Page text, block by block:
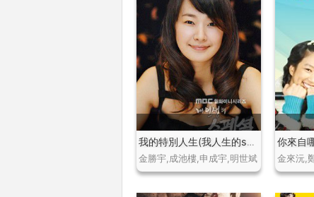
我的特別人生(我人生的special)
金勝宇,成池樓,申成宇,明世斌
你來自
金來沅,